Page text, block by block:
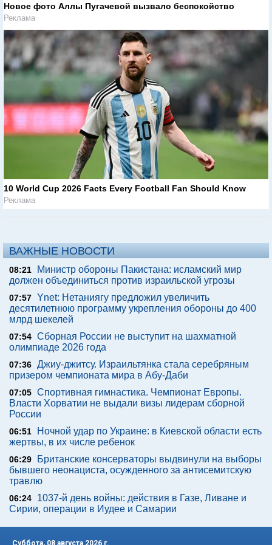
Новое фото Аллы Пугачевой вызвало беспокойство
Реклама
10 World Cup 2026 Facts Every Football Fan Should Know
Реклама
ВАЖНЫЕ НОВОСТИ
08:21
Министр обороны Пакистана: исламский мир
должен объединиться против израильской угрозы
07:57 Ynet: Нетаниягу предложил увеличить
десятилетнюю программу укрепления обороны до 400
млрд шекелей
07:54 Сборная России не выступит на шахматной
олимпиаде 2026 года
07:36 Джиу-джитсу. Израильтянка стала серебряным
призером чемпионата мира в Абу-Даби
07:05 Спортивная гимнастика. Чемпионат Европы.
Власти Хорватии не выдали визы лидерам сборной
России
06:51
Ночной удар по Украине: в Киевской области есть
жертвы, в их числе ребенок
06:29
Британские консерваторы выдвинули на выборы
бывшего неонациста, осужденного за антисемитскую
травлю
06:24
1037-й день войны: действия в Газе, Ливане и
Сирии, операции в Иудее и Самарии